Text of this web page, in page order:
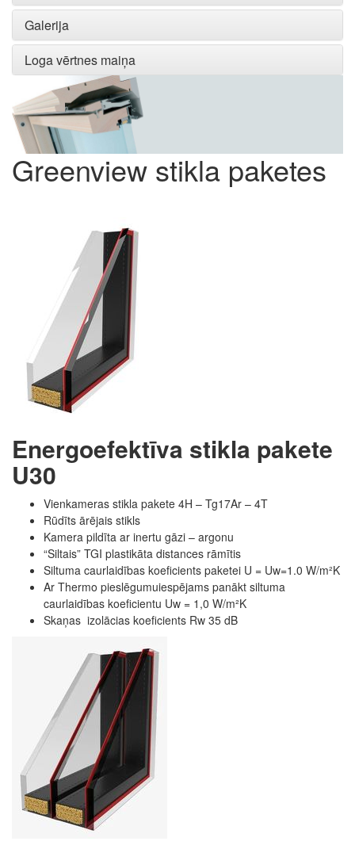
Galerija
Loga vērtnes maiņa
Greenview stikla paketes
Energoefektīva stikla pakete
U30
Vienkameras stikla pakete 4H – Tg17Ar – 4T
Rūdīts ārējais stikls
Kamera pildīta ar inertu gāzi – argonu
“Siltais” TGI plastikāta distances rāmītis
Siltuma caurlaidības koeficients paketei U = Uw=1.0 W/m²K
Ar Thermo pieslēgumuiespējams panākt siltuma
caurlaidības koeficientu Uw = 1,0 W/m²K
Skaņas izolācias koeficients Rw 35 dB